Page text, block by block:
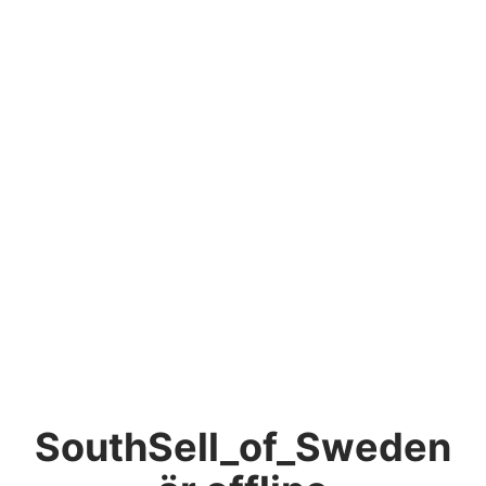
SouthSell_of_Sweden